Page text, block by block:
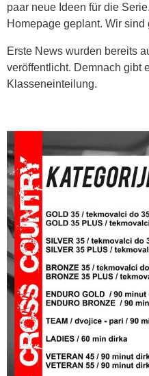
paar neue Ideen für die
Homepage geplant. Wir sind
Erste News wurden bereits
veröffentlicht. Demnach gibt
Klasseneinteilung.